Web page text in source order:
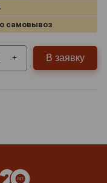
самовывоз
+ В заявку